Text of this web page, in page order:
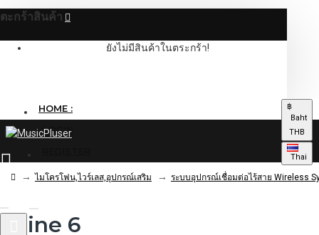
ตะกร้าสินค้า
ยังไม่มีสินค้าในตระกร้า!
HOME :
LOGIN
฿
Baht
THB
Thai
ไมโครโฟน,ไวร์เลส,อุปกรณ์เสริม ระบบอุปกรณ์เชื่อมต่อไร้สาย Wireless
Line 6